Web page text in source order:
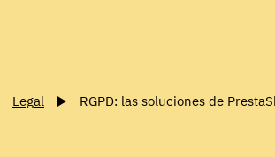
Legal RGPD: las soluciones de